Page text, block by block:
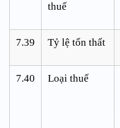
thuế
7.39 Tỷ lệ tổn thất
7.40 Loại thuế